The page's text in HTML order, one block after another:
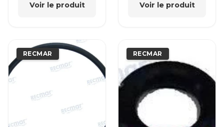
Voir le produit Voir le produit
RECMAR RECMAR